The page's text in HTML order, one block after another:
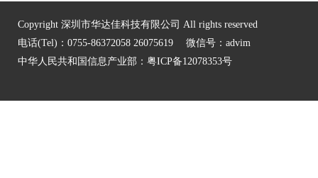
Copyright 深圳市华达佳科技有限公司 All rights reserved
电话(Tel)：0755-86372058 26075619 微信号：advim
中华人民共和国信息产业部： 粤ICP备12078353号